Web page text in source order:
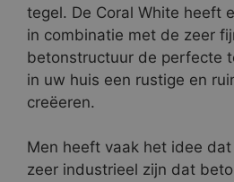
tegel. De Coral White heeft
in combinatie met de zeer
betonstructuur de perfecte
in uw huis een rustige en
creëeren.
Men heeft vaak het idee
zeer industrieel zijn dat